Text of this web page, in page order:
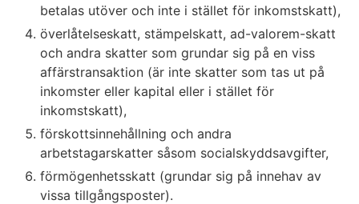
betalas utöver och inte i stället för inkomstskatt),
överlåtelseskatt, stämpelskatt, ad-valorem-skatt
och andra skatter som grundar sig på en viss
affärstransaktion (är inte skatter som tas ut på
inkomster eller kapital eller i stället för
inkomstskatt),
förskottsinnehållning och andra
arbetstagarskatter såsom socialskyddsavgifter,
förmögenhetsskatt (grundar sig på innehav av
vissa tillgångsposter).